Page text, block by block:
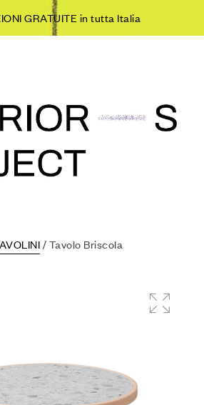
GRATUITE in tutta Italia
/ Tavolo Briscola